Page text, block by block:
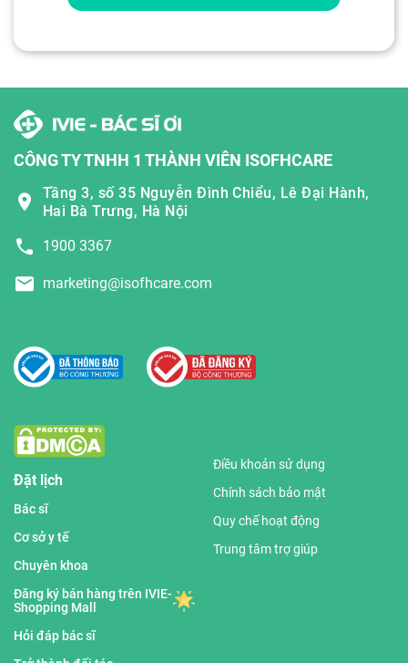
CÔNG TY TNHH 1 THÀNH VIÊN ISOFHCARE
Tầng 3, số 35 Nguyễn Đình Chiểu, Lê Đại Hành,
Hai Bà Trưng, Hà Nội
1900 3367
marketing@isofhcare.com
Đặt lịch
Bác sĩ
Cơ sở y tế
Chuyên khoa
Đăng ký bán hàng trên IVIE-
Shopping Mall
Hỏi đáp bác sĩ
Điều khoản sử dụng
Chính sách bảo mật
Quy chế hoạt động
Trung tâm trợ giúp